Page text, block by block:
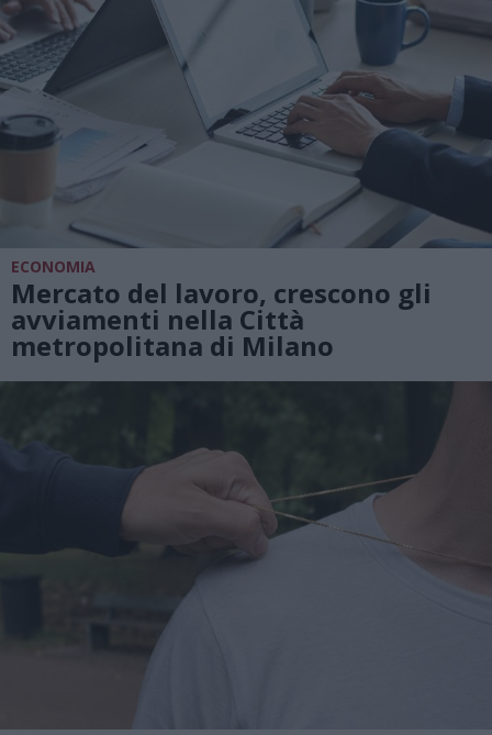
ECONOMIA
Mercato del lavoro, crescono gli
avviamenti nella Città
metropolitana di Milano